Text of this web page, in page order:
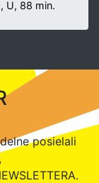
U, 88 min.
posielali